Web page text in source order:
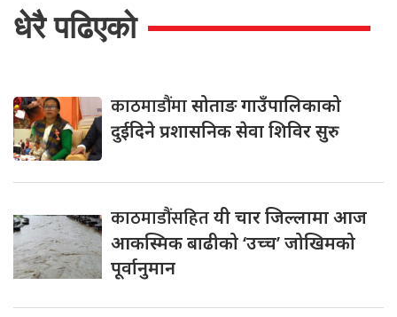
धेरै पढिएको
काठमाडौंमासोताङ गाउँपालिकाको
दुईदिने प्रशासनिक सेवा शिविर सुरु
काठमाडौंसहितयी चार जिल्लामा आज
आकस्मिक बाढीको ‘उच्च’ जोखिमको
पूर्वानुमान